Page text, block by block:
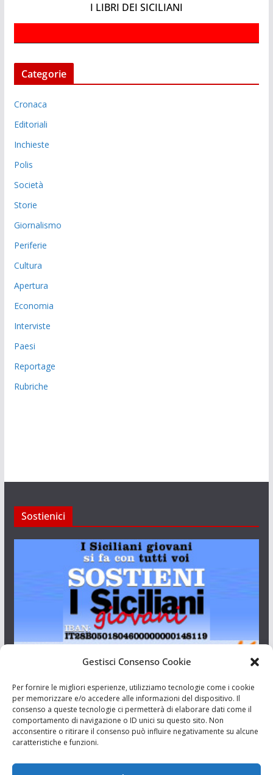
Gestisci Consenso Cookie
Per fornire le migliori esperienze, utilizziamo tecnologie come i cookie
per memorizzare e/o accedere alle informazioni del dispositivo. Il
consenso a queste tecnologie ci permetterà di elaborare dati come il
comportamento di navigazione o ID unici su questo sito. Non
acconsentire o ritirare il consenso può influire negativamente su alcune
caratteristiche e funzioni.
I LIBRI DEI SICILIANI
Categorie
Cronaca
Editoriali
Inchieste
Polis
Società
Storie
Giornalismo
Periferie
Cultura
Apertura
Economia
Interviste
Paesi
Reportage
Rubriche
Sostienici
Aut. del tribunale di Catania n.23/2011 del 20/09/2011 Dir.
Resp. Riccardo Orioles.
Associazione Culturale I Siciliani Giovani